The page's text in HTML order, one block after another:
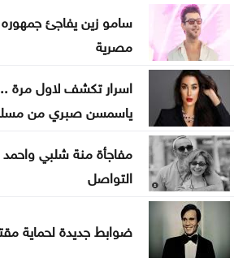
سامو زين يفاجئ جمهوره
مصرية
اسرار تكشف لاول مرة
ياسمسن صبري من
مفاجأة منة شلبي
التواصل
ضوابط جديدة لحماية